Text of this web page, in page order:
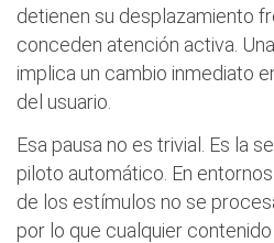
detienen su desplazamiento
conceden atención activa.
implica un cambio inmediato
del usuario.
Esa pausa no es trivial. Es la
piloto automático. En
de los estímulos no se
por lo que cualquier